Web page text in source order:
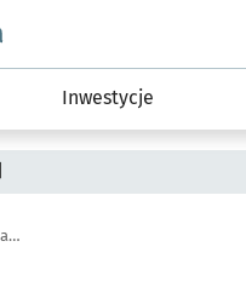
Dla mieszkańca
Inwestycje
Seniorka na medal - Elżbieta Wodała: Z umiłowania do przyrody stała się artystką